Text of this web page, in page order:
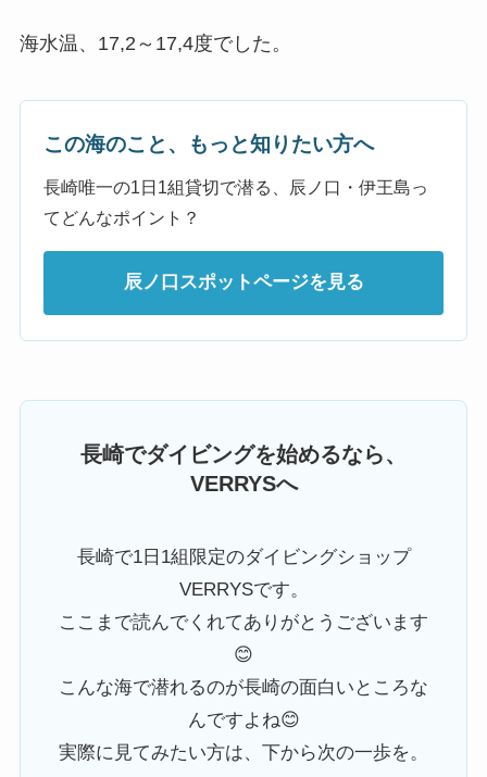
海水温、17,2～17,4度でした。
この海のこと、もっと知りたい方へ
長崎唯一の1日1組貸切で潜る、辰ノ口・伊王島っ
てどんなポイント？
辰ノ口スポットページを見る
長崎でダイビングを始めるなら、
VERRYSへ
長崎で1日1組限定のダイビングショップ
VERRYSです。
ここまで読んでくれてありがとうございます
😊
こんな海で潜れるのが長崎の面白いところな
んですよね😊
実際に見てみたい方は、下から次の一歩を。